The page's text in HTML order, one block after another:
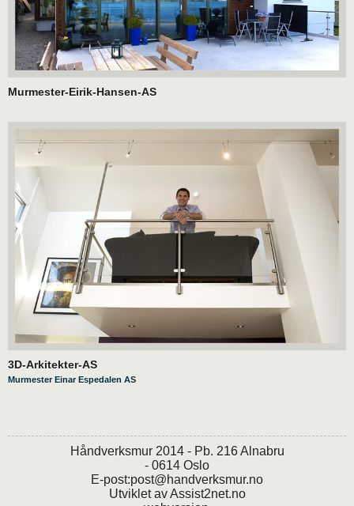
Murmester-Eirik-Hansen-AS
3D-Arkitekter-AS
Murmester Einar Espedalen AS
Håndverksmur 2014 - Pb. 216 Alnabru
- 0614 Oslo
E-post:post@handverksmur.no
Utviklet avAssist2net.no